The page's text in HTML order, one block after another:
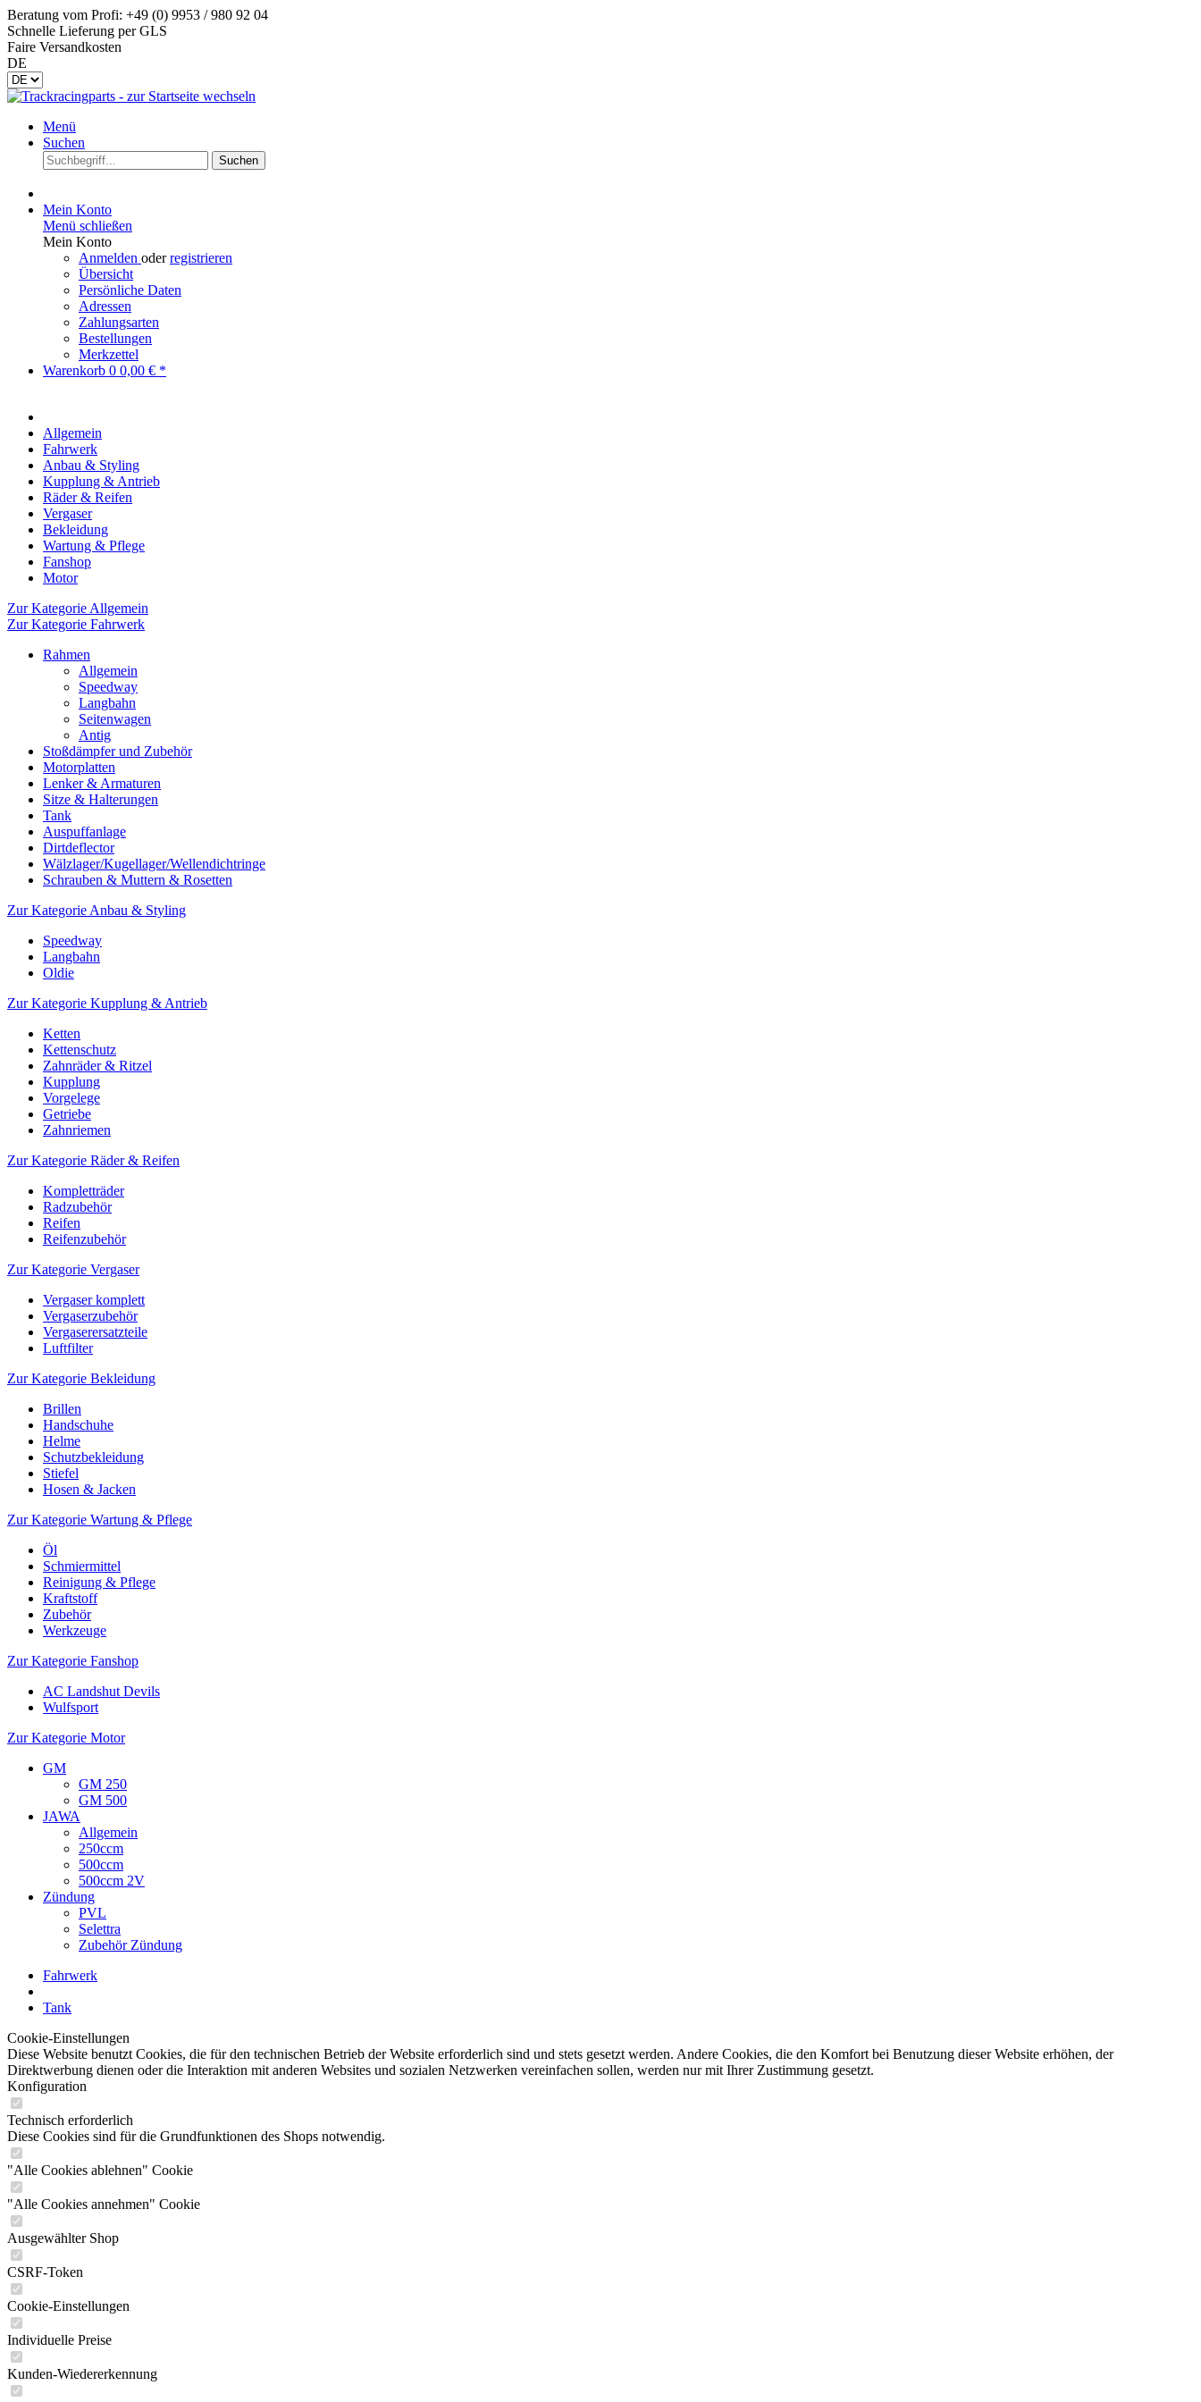
Beratung vom Profi: +49 (0) 9953 / 980 92 04
Schnelle Lieferung per GLS
Faire Versandkosten
DE
Menü
Suchen
Suchen
Mein Konto
Menü schließen
Mein Konto
Anmelden oderregistrieren
Übersicht
Persönliche Daten
Adressen
Zahlungsarten
Bestellungen
Merkzettel
Warenkorb 0 0,00 € *
Allgemein
Fahrwerk
Anbau & Styling
Kupplung & Antrieb
Räder & Reifen
Vergaser
Bekleidung
Wartung & Pflege
Fanshop
Motor
Zur Kategorie Allgemein
Zur Kategorie Fahrwerk
Rahmen
Allgemein
Speedway
Langbahn
Seitenwagen
Antig
Stoßdämpfer und Zubehör
Motorplatten
Lenker & Armaturen
Sitze & Halterungen
Tank
Auspuffanlage
Dirtdeflector
Wälzlager/Kugellager/Wellendichtringe
Schrauben & Muttern & Rosetten
Zur Kategorie Anbau & Styling
Speedway
Langbahn
Oldie
Zur Kategorie Kupplung & Antrieb
Ketten
Kettenschutz
Zahnräder & Ritzel
Kupplung
Vorgelege
Getriebe
Zahnriemen
Zur Kategorie Räder & Reifen
Kompletträder
Radzubehör
Reifen
Reifenzubehör
Zur Kategorie Vergaser
Vergaser komplett
Vergaserzubehör
Vergaserersatzteile
Luftfilter
Zur Kategorie Bekleidung
Brillen
Handschuhe
Helme
Schutzbekleidung
Stiefel
Hosen & Jacken
Zur Kategorie Wartung & Pflege
Öl
Schmiermittel
Reinigung & Pflege
Kraftstoff
Zubehör
Werkzeuge
Zur Kategorie Fanshop
AC Landshut Devils
Wulfsport
Zur Kategorie Motor
GM
GM 250
GM 500
JAWA
Allgemein
250ccm
500ccm
500ccm 2V
Zündung
PVL
Selettra
Zubehör Zündung
Fahrwerk
Tank
Cookie-Einstellungen
Diese Website benutzt Cookies, die für den technischen Betrieb der Website erforderlich sind und stets gesetzt werden. Andere Cookies, die den Komfort bei Benutzung dieser Website erhöhen, der
Direktwerbung dienen oder die Interaktion mit anderen Websites und sozialen Netzwerken vereinfachen sollen, werden nur mit Ihrer Zustimmung gesetzt.
Konfiguration
Technisch erforderlich
Diese Cookies sind für die Grundfunktionen des Shops notwendig.
"Alle Cookies ablehnen" Cookie
"Alle Cookies annehmen" Cookie
Ausgewählter Shop
CSRF-Token
Cookie-Einstellungen
Individuelle Preise
Kunden-Wiedererkennung